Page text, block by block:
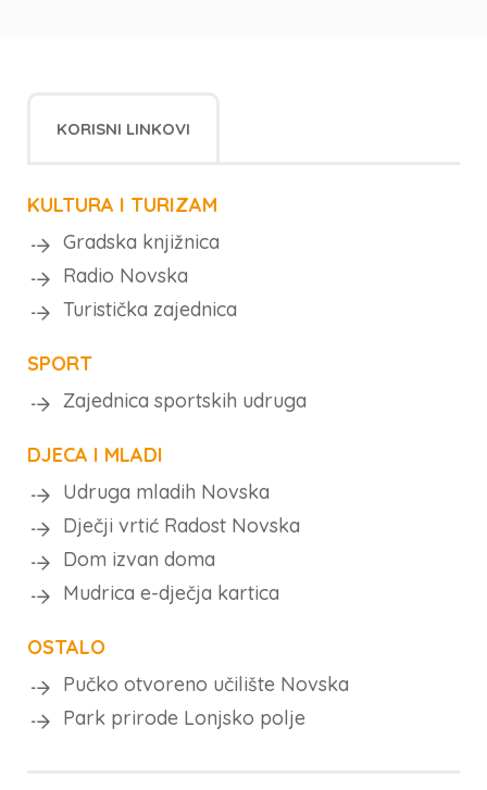
KORISNI LINKOVI
KULTURA I TURIZAM
Gradska knjižnica
Radio Novska
Turistička zajednica
SPORT
Zajednica sportskih udruga
DJECA I MLADI
Udruga mladih Novska
Dječji vrtić Radost Novska
Dom izvan doma
Mudrica e-dječja kartica
OSTALO
Pučko otvoreno učilište Novska
Park prirode Lonjsko polje